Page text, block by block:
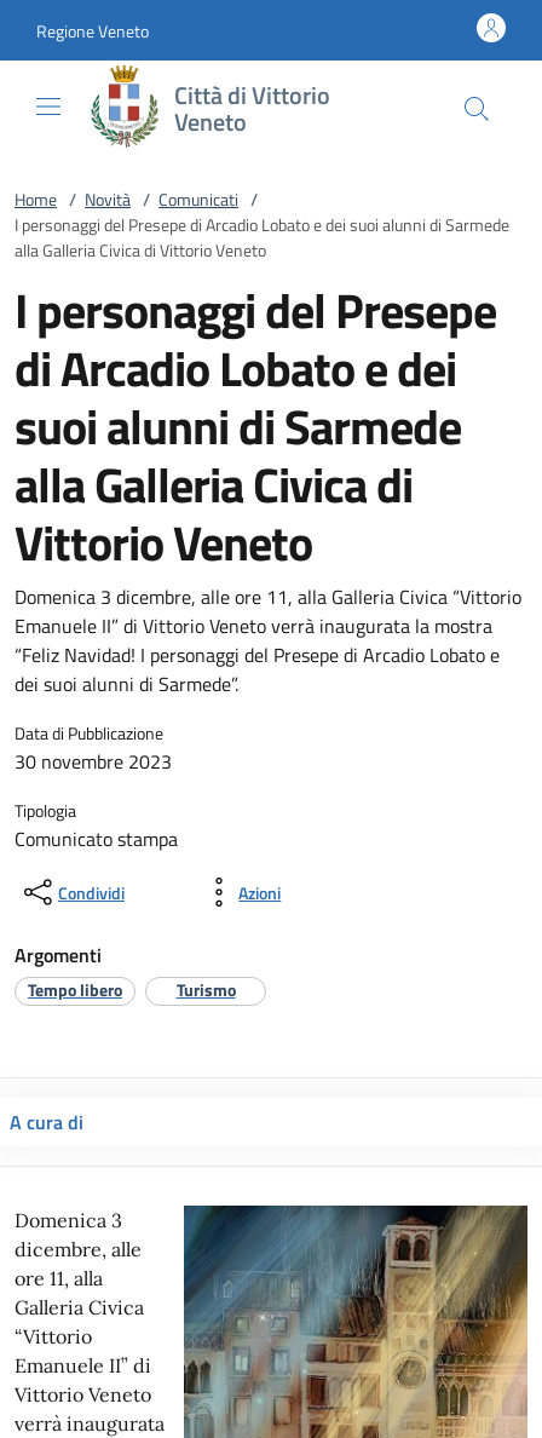
Regione Veneto
Città di Vittorio
Veneto
Home / Novità / Comunicati /
I personaggi del Presepe di Arcadio Lobato e dei suoi alunni di Sarmede
alla Galleria Civica di Vittorio Veneto
I personaggi del Presepe
di Arcadio Lobato e dei
suoi alunni di Sarmede
alla Galleria Civica di
Vittorio Veneto
Domenica 3 dicembre, alle ore 11, alla Galleria Civica “Vittorio
Emanuele II” di Vittorio Veneto verrà inaugurata la mostra
“Feliz Navidad! I personaggi del Presepe di Arcadio Lobato e
dei suoi alunni di Sarmede”.
Data di Pubblicazione
30 novembre 2023
Tipologia
Comunicato stampa
Condividi Azioni
Argomenti
Tempo libero Turismo
A cura di
Domenica 3
dicembre, alle
ore 11, alla
Galleria Civica
“Vittorio
Emanuele II” di
Vittorio Veneto
verrà inaugurata